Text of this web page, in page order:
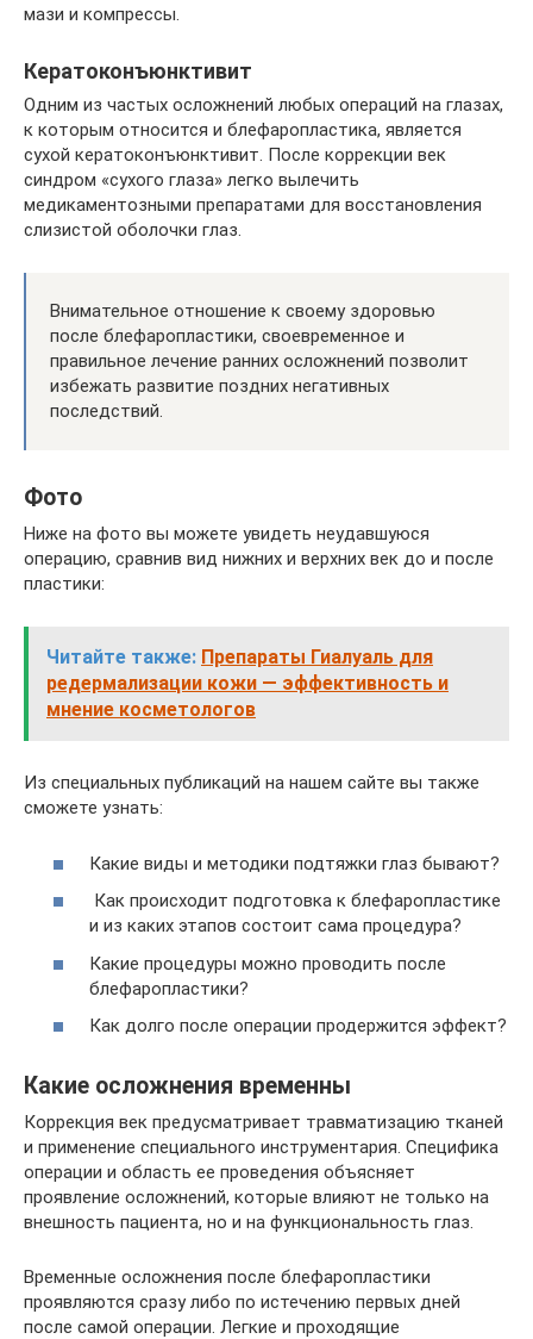
мази и компрессы.
Кератоконъюнктивит
Одним из частых осложнений любых операций на глазах,
к которым относится и блефаропластика, является
сухой кератоконъюнктивит. После коррекции век
синдром «сухого глаза» легко вылечить
медикаментозными препаратами для восстановления
слизистой оболочки глаз.
Внимательное отношение к своему здоровью
после блефаропластики, своевременное и
правильное лечение ранних осложнений позволит
избежать развитие поздних негативных
последствий.
Фото
Ниже на фото вы можете увидеть неудавшуюся
операцию, сравнив вид нижних и верхних век до и после
пластики:
Читайте также: Препараты Гиалуаль для
редермализации кожи — эффективность и
мнение косметологов
Из специальных публикаций на нашем сайте вы также
сможете узнать:
Какие виды и методики подтяжки глаз бывают?
Как происходит подготовка к блефаропластике
и из каких этапов состоит сама процедура?
Какие процедуры можно проводить после
блефаропластики?
Как долго после операции продержится эффект?
Какие осложнения временны
Коррекция век предусматривает травматизацию тканей
и применение специального инструментария. Специфика
операции и область ее проведения объясняет
проявление осложнений, которые влияют не только на
внешность пациента, но и на функциональность глаз.
Временные осложнения после блефаропластики
проявляются сразу либо по истечению первых дней
после самой операции. Легкие и проходящие